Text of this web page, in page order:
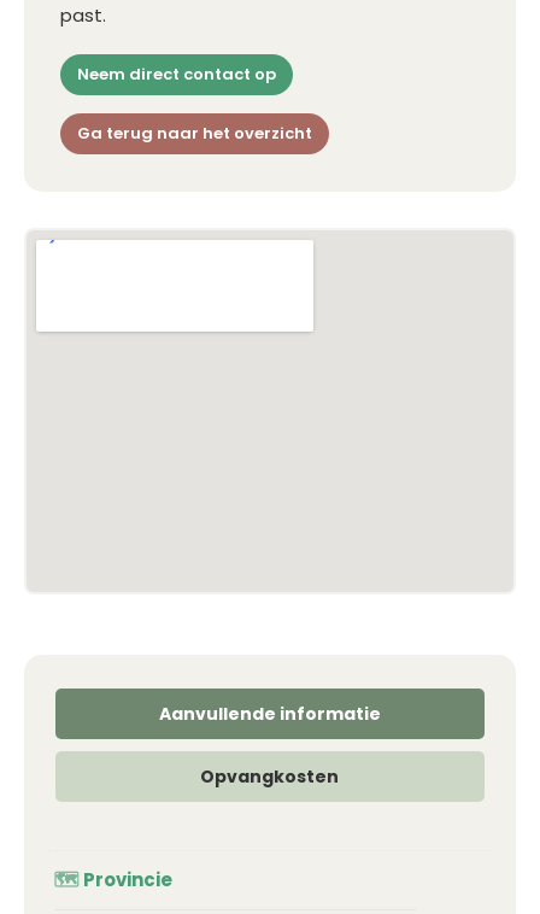
past.
Neem direct contact op
Ga terug naar het overzicht
Aanvullende informatie
Opvangkosten
Provincie